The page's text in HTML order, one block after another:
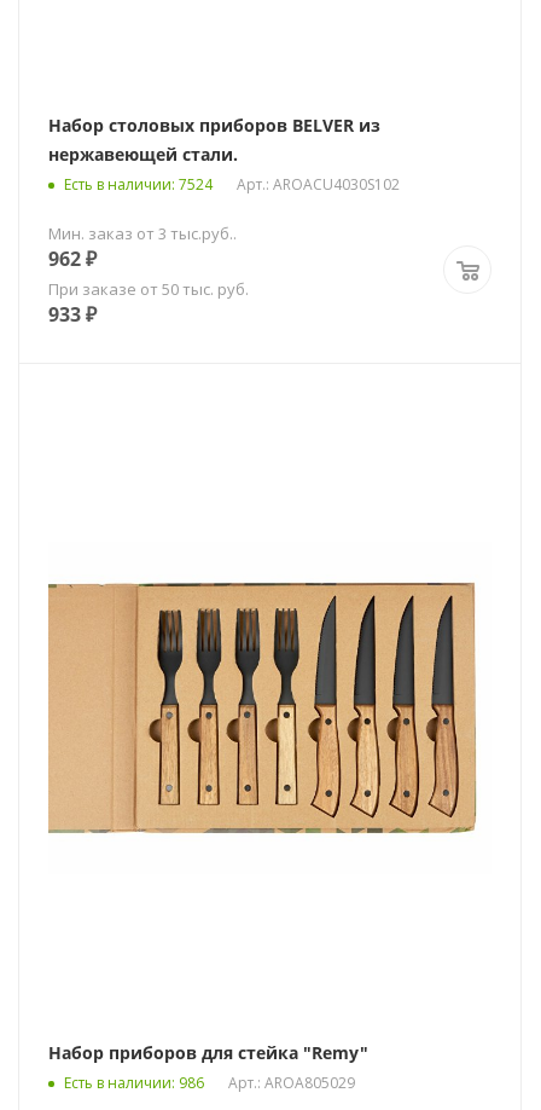
Набор столовых приборов BELVER из
нержавеющей стали.
Есть в наличии: 7524 Арт.: AROACU4030S102
Мин. заказ от 3 тыс.руб..
962₽
При заказе от 50 тыс. руб.
933₽
Набор приборов для стейка "Remy"
Есть в наличии: 986 Арт.: AROA805029